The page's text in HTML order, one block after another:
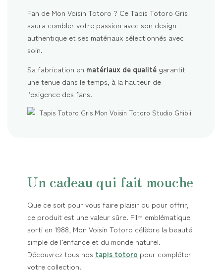
Fan de Mon Voisin Totoro ? Ce Tapis Totoro Gris
saura combler votre passion avec son design
authentique et ses matériaux sélectionnés avec
soin.
Sa fabrication en matériaux de qualité garantit
une tenue dans le temps, à la hauteur de
l’exigence des fans.
Un cadeau qui fait mouche
Que ce soit pour vous faire plaisir ou pour offrir,
ce produit est une valeur sûre. Film emblématique
sorti en 1988, Mon Voisin Totoro célèbre la beauté
simple de l’enfance et du monde naturel.
Découvrez tous nos tapis totoro pour compléter
votre collection.